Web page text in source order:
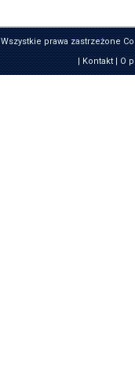
Wszystkie prawa zastrzeżone
|Kontakt|O